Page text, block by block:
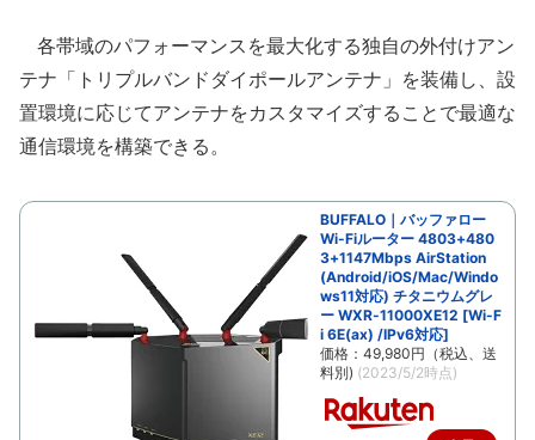
各帯域のパフォーマンスを最大化する独自の外付けアン
テナ「トリプルバンドダイポールアンテナ」を装備し、設
置環境に応じてアンテナをカスタマイズすることで最適な
通信環境を構築できる。
BUFFALO｜バッファロー
Wi-Fiルーター 4803+480
3+1147Mbps AirStation
(Android/iOS/Mac/Windo
ws11対応) チタニウムグレ
ー WXR-11000XE12 [Wi-F
i 6E(ax) /IPv6対応]
価格：49,980円（税込、送
料別) (2023/5/2時点)